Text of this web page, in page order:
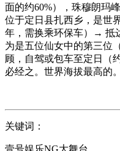
面的约60%），珠穆朗玛
位于定日县扎西乡，是世
年，需换乘环保车）→ 抵
为是五位仙女中的第三位
顾，自驾或包车至定日（
必经之。世界海拔最高的。
关键词：
壹号娱乐NG大舞台